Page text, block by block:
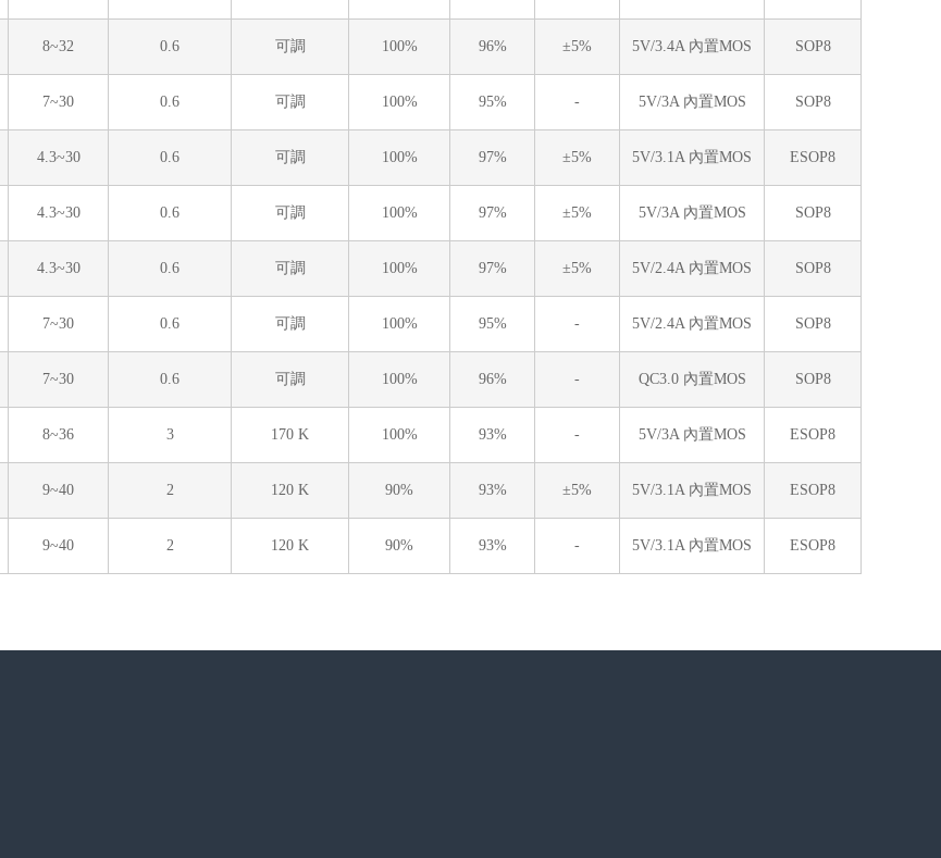
8~32 0.6 可調 100% 96% ±5% 5V/3.4A 內置MOS SOP8
7~30 0.6 可調 100% 95% - 5V/3A 內置MOS SOP8
4.3~30 0.6 可調 100% 97% ±5% 5V/3.1A 內置MOS ESOP8
4.3~30 0.6 可調 100% 97% ±5% 5V/3A 內置MOS SOP8
4.3~30 0.6 可調 100% 97% ±5% 5V/2.4A 內置MOS SOP8
7~30 0.6 可調 100% 95% - 5V/2.4A 內置MOS SOP8
7~30 0.6 可調 100% 96% - QC3.0 內置MOS SOP8
8~36 3 170 K 100% 93% - 5V/3A 內置MOS ESOP8
9~40 2 120 K 90% 93% ±5% 5V/3.1A 內置MOS ESOP8
9~40 2 120 K 90% 93% - 5V/3.1A 內置MOS ESOP8